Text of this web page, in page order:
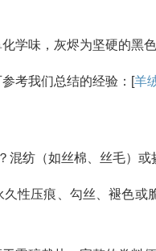
学味，灰烬为坚硬的黑色
考我们总结的经验：[羊
混纺（如丝棉、丝毛）或
性压痕、勾丝、褪色